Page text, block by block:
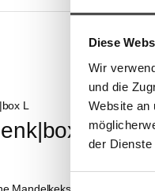
Diese
Wir
und die
Website an
der Dienste
L